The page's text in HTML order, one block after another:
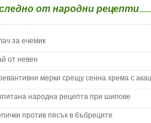
на бебето и детето
при бебето и детето
от народни рецепти
за ечемик
от невен
мерки срещу сенна хрема с
народна рецепта при шипове
против пясък в бъбреците